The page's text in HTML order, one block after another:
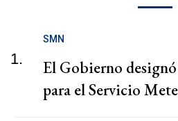
1.
SMN
El Gobierno
para el Servicio